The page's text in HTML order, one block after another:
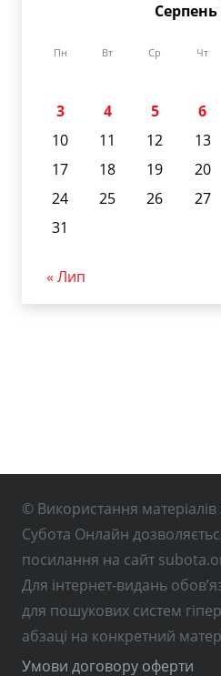
Серпень
Пн Вт Ср Чт
3
4 5 6
10
11 12 13
17
18 19 20
24
25 26 27
31
« Лип
© Використання матеріалів
Субота Онлайн
посилання на сайт
Для інтернет-видань
для пошукових систем
абзаці на конкретний
Умови договору оферти